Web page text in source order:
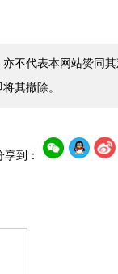
不代表本网站赞同其
其撤除。
享到：